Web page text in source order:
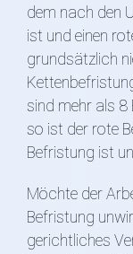
dem nach den
ist und einen
grundsätzlich
sind mehr als 8
so ist der rote
Befristung ist
Möchte der
Befristung
gerichtliches